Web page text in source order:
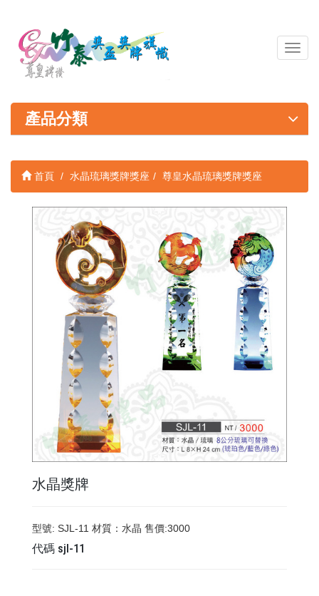
導
覽
關
產品分類
首頁 水晶琉璃獎牌獎座 尊皇水晶琉璃獎牌獎座
水晶獎牌
型號: SJL-11 材質：水晶 售價:3000
代碼 sjl-11